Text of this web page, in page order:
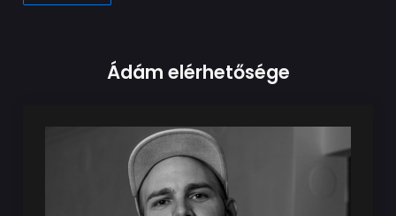
Ádám elérhetősége